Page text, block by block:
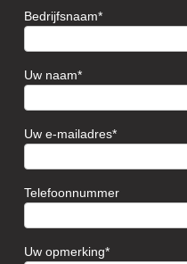
Bedrijfsnaam
Uw naam
Uw e-mailadres
Telefoonnummer
Uw opmerking